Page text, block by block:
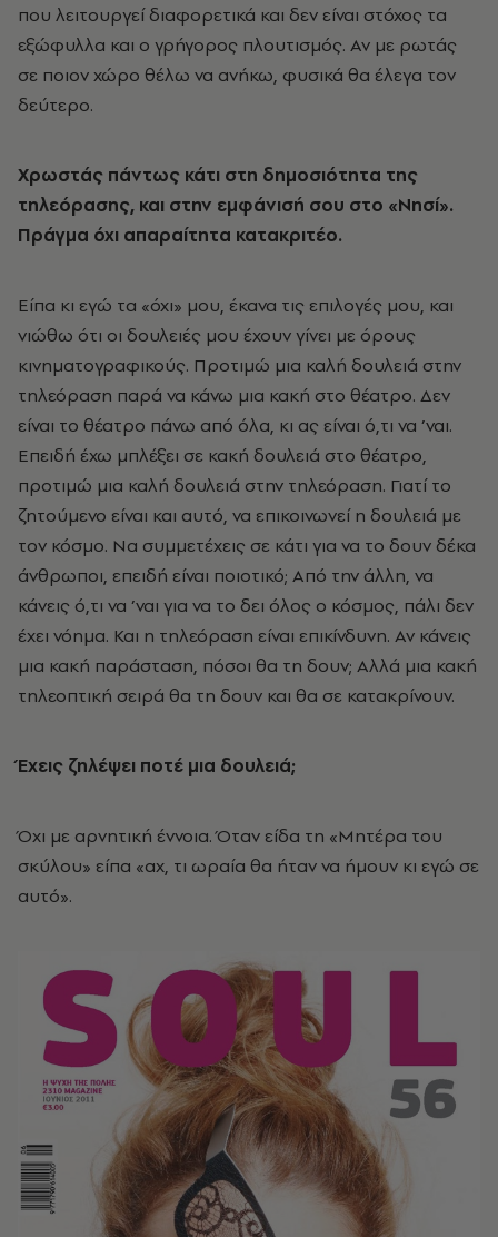
που λειτουργεί διαφορετικά και δεν είναι στόχος τα
εξώφυλλα και ο γρήγορος πλουτισμός. Αν με ρωτάς
σε ποιον χώρο θέλω να ανήκω, φυσικά θα έλεγα τον
δεύτερο.
Χρωστάς πάντως κάτι στη δημοσιότητα της
τηλεόρασης, και στην εμφάνισή σου στο «Νησί».
Πράγμα όχι απαραίτητα κατακριτέο.
Είπα κι εγώ τα «όχι» μου, έκανα τις επιλογές μου, και
νιώθω ότι οι δουλειές μου έχουν γίνει με όρους
κινηματογραφικούς. Προτιμώ μια καλή δουλειά στην
τηλεόραση παρά να κάνω μια κακή στο θέατρο. Δεν
είναι το θέατρο πάνω από όλα, κι ας είναι ό,τι να ’ναι.
Επειδή έχω μπλέξει σε κακή δουλειά στο θέατρο,
προτιμώ μια καλή δουλειά στην τηλεόραση. Γιατί το
ζητούμενο είναι και αυτό, να επικοινωνεί η δουλειά με
τον κόσμο. Να συμμετέχεις σε κάτι για να το δουν δέκα
άνθρωποι, επειδή είναι ποιοτικό; Από την άλλη, να
κάνεις ό,τι να ’ναι για να το δει όλος ο κόσμος, πάλι δεν
έχει νόημα. Και η τηλεόραση είναι επικίνδυνη. Αν κάνεις
μια κακή παράσταση, πόσοι θα τη δουν; Αλλά μια κακή
τηλεοπτική σειρά θα τη δουν και θα σε κατακρίνουν.
Έχεις ζηλέψει ποτέ μια δουλειά;
Όχι με αρνητική έννοια. Όταν είδα τη «Μητέρα του
σκύλου» είπα «αχ, τι ωραία θα ήταν να ήμουν κι εγώ σε
αυτό».